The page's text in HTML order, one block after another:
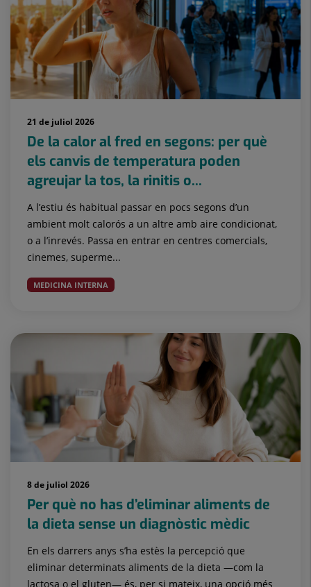
21 de juliol 2026
De la calor al fred en segons: per què
els canvis de temperatura poden
agreujar la tos, la rinitis o...
A l’estiu és habitual passar en pocs segons d’un
ambient molt calorós a un altre amb aire condicionat,
o a l’inrevés. Passa en entrar en centres comercials,
cinemes, superme...
MEDICINA INTERNA
8 de juliol 2026
Per què no has d’eliminar aliments de
la dieta sense un diagnòstic mèdic
En els darrers anys s’ha estès la percepció que
eliminar determinats aliments de la dieta —com la
lactosa o el gluten— és, per si mateix, una opció més